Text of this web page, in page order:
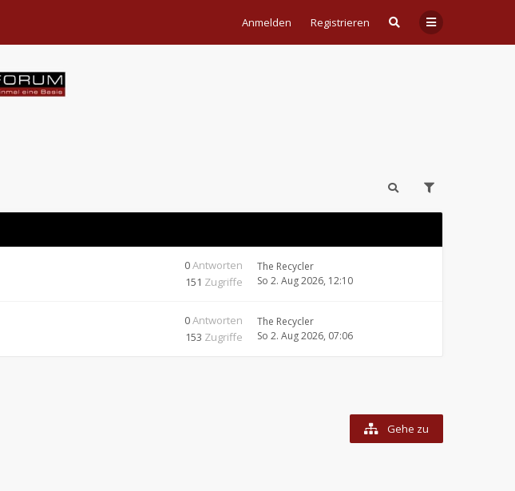
Anmelden Registrieren
0Antworten
151 Zugriffe
The Recycler
So 2. Aug 2026, 12:10
0Antworten
153 Zugriffe
The Recycler
So 2. Aug 2026, 07:06
Gehe zu